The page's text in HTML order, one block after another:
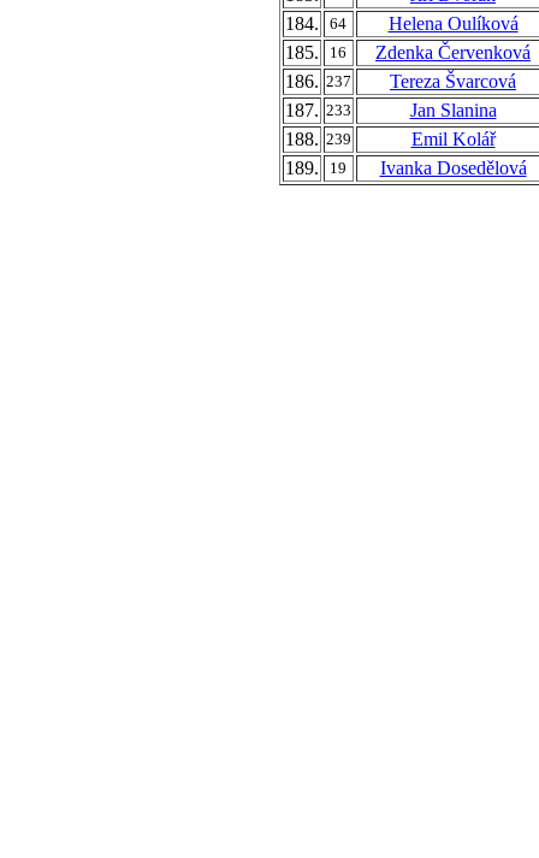
184.
64
Helena Oulíková
185.
16
Zdenka Červenková
186. 237
Tereza Švarcová
187. 233
Jan Slanina
188. 239
Emil Kolář
189.
19 Ivanka Dosedělová